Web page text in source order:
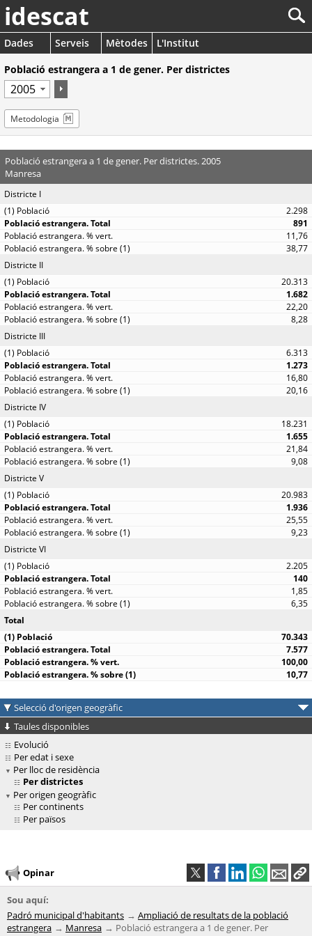
idescat
Dades Serveis Mètodes
L'Institut
Població estrangera a 1 de gener. Per districtes
Metodologia
Població estrangera a 1 de gener. Per districtes. 2005
Manresa
Districte I
2.298
891
11,76
38,77
Districte II
20.313
1.682
22,20
8,28
Districte III
6.313
1.273
16,80
20,16
Districte IV
18.231
1.655
21,84
9,08
Districte V
20.983
1.936
25,55
9,23
Districte VI
2.205
140
1,85
6,35
Total
70.343
7.577
100,00
10,77
Selecció d'origen geogràfic
Taules disponibles
Evolució
Per edat i sexe
Per lloc de residència
Per districtes
Per origen geogràfic
Per continents
Per països
Opinar
Sou aquí:
Padró municipal d'habitants
Ampliació de resultats de la població
estrangera
Manresa
Població estrangera a 1 de gener. Per